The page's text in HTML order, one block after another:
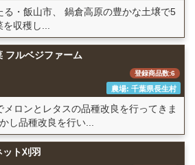
る・飯山市、 鍋倉高原の豊かな土壌で5
収穫し...
フルベジファーム
登録商品数:6
農場: 千葉県長生村
ロンとレタスの品種改良を行ってきま
し品種改良を行い...
ト刈羽